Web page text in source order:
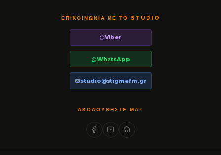
ΕΠΙΚΟΙΝΩΝΊΑ ΜΕ ΤΟ STUDIO
Viber
WhatsApp
studio@stigmafm.gr
ΑΚΟΛΟΥΘΉΣΤΕ ΜΑΣ